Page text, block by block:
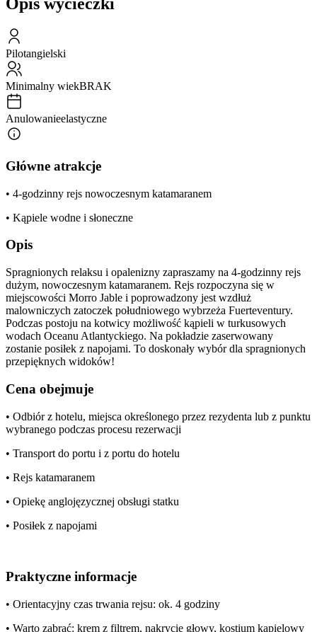
Opis wycieczki
Pilotangielski
Minimalny wiekBRAK
Anulowanieelastyczne
Główne atrakcje
• 4-godzinny rejs nowoczesnym katamaranem
• Kąpiele wodne i słoneczne
Opis
Spragnionych relaksu i opalenizny zapraszamy na 4-godzinny rejs
dużym, nowoczesnym katamaranem. Rejs rozpoczyna się w
miejscowości Morro Jable i poprowadzony jest wzdłuż
malowniczych zatoczek południowego wybrzeża Fuerteventury.
Podczas postoju na kotwicy możliwość kąpieli w turkusowych
wodach Oceanu Atlantyckiego. Na pokładzie zaserwowany
zostanie posiłek z napojami. To doskonały wybór dla spragnionych
przepięknych widoków!
Cena obejmuje
• Odbiór z hotelu, miejsca określonego przez rezydenta lub z punktu
wybranego podczas procesu rezerwacji
• Transport do portu i z portu do hotelu
• Rejs katamaranem
• Opiekę anglojęzycznej obsługi statku
• Posiłek z napojami
Praktyczne informacje
• Orientacyjny czas trwania rejsu: ok. 4 godziny
• Warto zabrać: krem z filtrem, nakrycie głowy, kostium kąpielowy